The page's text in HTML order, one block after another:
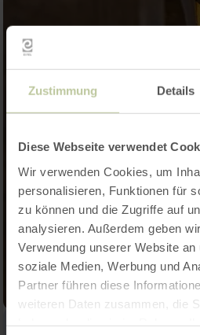
Zustimmung Details
Diese Webseite verwendet
Wir verwenden Cookies, um
personalisieren, Funktionen für
zu können und die Zugriffe auf
analysieren. Außerdem geben
Verwendung unserer Website
soziale Medien, Werbung und
Partner führen diese
weiteren Daten zusammen, die